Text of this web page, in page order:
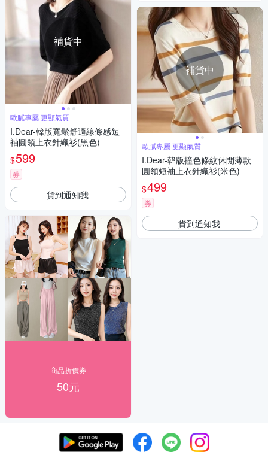
補貨中
歐膩專屬 更顯氣質
I.Dear-韓版寬鬆舒適線條感短
袖圓領上衣針織衫(黑色)
$599
券
貨到通知我
商品折價券
50元
補貨中
歐膩專屬 更顯氣質
I.Dear-韓版撞色條紋休閒薄款
圓領短袖上衣針織衫(米色)
$499
券
貨到通知我